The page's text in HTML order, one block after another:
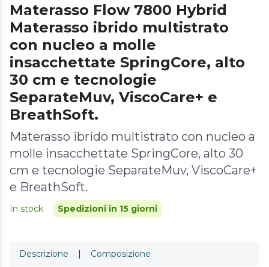
Materasso Flow 7800 Hybrid
Materasso ibrido multistrato
con nucleo a molle
insacchettate SpringCore, alto
30 cm e tecnologie
SeparateMuv, ViscoCare+ e
BreathSoft.
Materasso ibrido multistrato con nucleo a
molle insacchettate SpringCore, alto 30
cm e tecnologie SeparateMuv, ViscoCare+
e BreathSoft.
In stock Spedizioni in 15 giorni
Descrizione | Composizione